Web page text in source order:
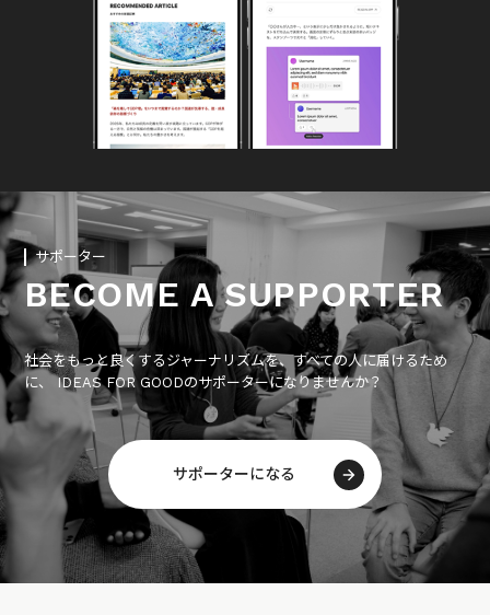
サポーター
BECOME A SUPPORTER
社会をもっと良くするジャーナリズムを、すべての人に届けるため
に、 IDEAS FOR GOODのサポーターになりませんか？
サポーターになる